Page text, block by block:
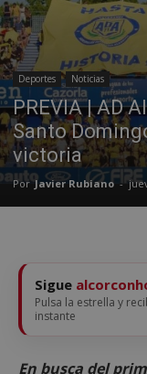
Deportes Noticias
PREVIA | AD
Santo
victoria
Por Javier Rubiano -
Sigue
Pulsa la estrella y
instante
En busca del